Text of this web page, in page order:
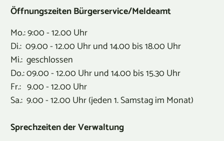
Öffnungszeiten Bürgerservice/Meldeamt
Mo.: 9:00 - 12.00 Uhr
Di.: 09.00 - 12.00 Uhr und 14.00 bis 18.00 Uhr
Mi.: geschlossen
Do.: 09.00 - 12.00 Uhr und 14.00 bis 15.30 Uhr
Fr.: 9.00 - 12.00 Uhr
Sa.: 9.00 - 12.00 Uhr (jeden 1. Samstag im Monat)
Sprechzeiten der Verwaltung